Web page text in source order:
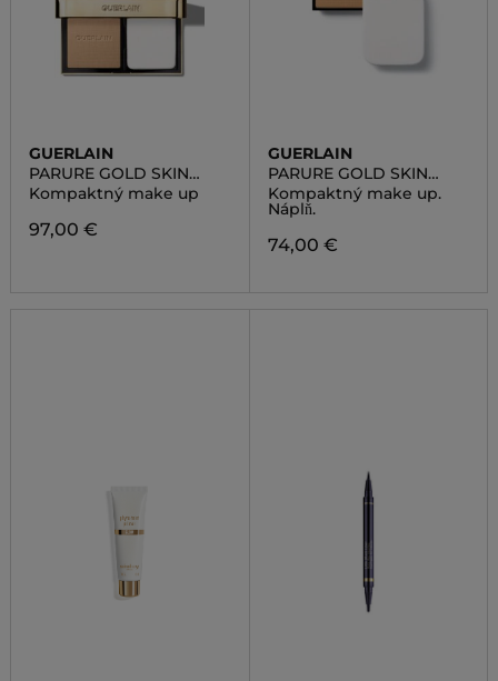
GUERLAIN
PARURE GOLD SKIN
CONTROL
Kompaktný make up
97,00 €
GUERLAIN
PARURE GOLD SKIN
CONTROL REFILL
Kompaktný make up.
Náplň.
74,00 €